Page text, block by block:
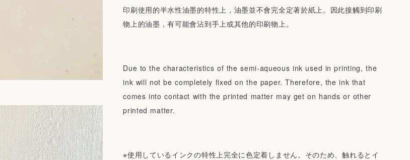
印刷使用的半水性油墨的特性上，油墨並不會完全定著於紙上。因此接觸到印刷
物上的油墨，有可能會沾到手上或其他的印刷物上。
Due to the characteristics of the semi-aqueous ink used in printing, the
ink will not be completely fixed on the paper. Therefore, the ink that
comes into contact with the printed matter may get on hands or other
printed matter.
※使用しているインクの特性上完全に色定着しません。そのため、触れるとイ